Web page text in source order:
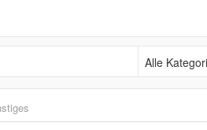
Alle Kategorien